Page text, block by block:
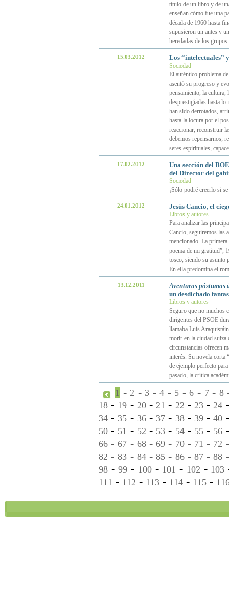
título de un libro y de
enseñan cómo fue una
década de 1960 hasta
supusieron un antes y
heredadas de los
15.03.2012 Los “intelectuales”
Sociedad
El auténtico problema
asentó su progreso y
pensamiento, la
desprestigiadas hasta lo
han sido derrotados,
hasta la locura por el
reaccionar, reconstruir
debemos repensarnos;
seres espirituales,
17.02.2012
Una sección del
del Director del
Sociedad
¡Sólo podré creerlo si
24.01.2012 Jesús Cancio, el
Libros y autores
Para analizar las
Cancio, seguiremos las
mencionado. La
poema de mi gratitud”,
tosco, siendo su asunto
En ella predomina el
13.12.2011
Aventuras
un desdichado
Libros y autores
Seguro que no muchos
dirigentes del PSOE
llamaba Luis
morir en la ciudad suiza
circunstancias ofrecen
interés. Su novela corta
de ejemplo perfecto
pasado, la crítica
1 -2 - 3 -4 - 5 -6 - 7- 8
18 - 19 - 20-21 - 22 - 23-24
34 - 35 - 36- 37 - 38- 39-40
50 - 51 - 52 - 53 - 54- 55- 56
66 -67 - 68-69 - 70- 71 - 72
82 -83 - 84-85 - 86- 87-88
98 -99 - 100- 101 - 102 - 103
111 - 112 - 113 - 114 - 115 -